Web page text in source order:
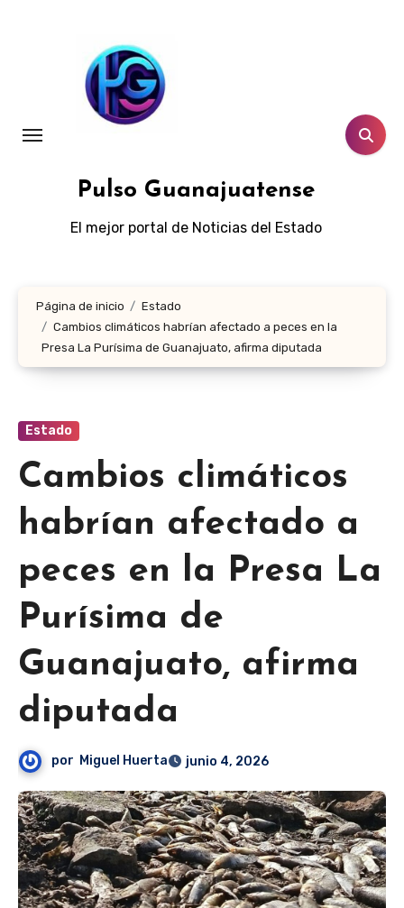
Pulso Guanajuatense
El mejor portal de Noticias del Estado
Página de inicio
Estado
Cambios climáticos habrían afectado a peces en la
Presa La Purísima de Guanajuato, afirma diputada
Estado
Cambios climáticos
habrían afectado a
peces en la Presa La
Purísima de
Guanajuato, afirma
diputada
por Miguel Huerta junio 4, 2026